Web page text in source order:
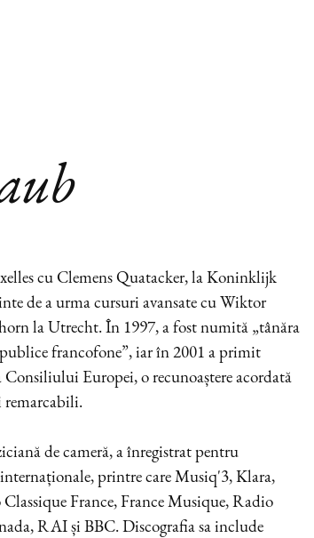
cu Clemens Quatacker, la Koninklijk
de a urma cursuri avansate cu Wiktor
la Utrecht. În 1997, a fost numită „tânăra
francofone”, iar în 2001 a primit
Europei, o recunoaștere acordată
de cameră, a înregistrat pentru
printre care Musiq'3, Klara,
France, France Musique, Radio
RAI și BBC. Discografia sa include